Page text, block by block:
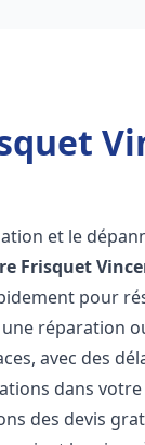
et le
Frisquet
pour
réparation
avec des
dans
des devis